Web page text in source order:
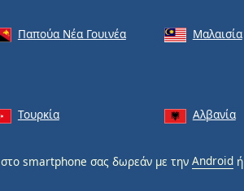
Παπούα Νέα Γουινέα Μαλαισία
Τουρκία Αλβανία
στο smartphone σας δωρεάν με την Android ή